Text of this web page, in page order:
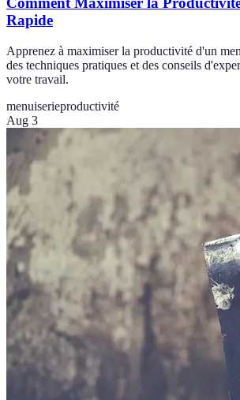
Rapide
Apprenez à maximiser la productivité d'un
des techniques pratiques et des conseils
votre travail.
menuiserieproductivité
Aug 3